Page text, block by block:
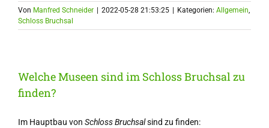
Von Manfred Schneider 2022-05-28 21:53:25 Kategorien: Allgemein,
Schloss Bruchsal
Welche Museen sind im Schloss Bruchsal zu
finden?
Im Hauptbau von Schloss Bruchsalsind zu finden: